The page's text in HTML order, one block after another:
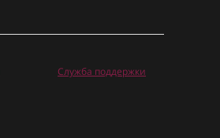
Служба поддержки